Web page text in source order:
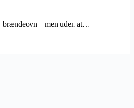
brændeovn – men uden at…